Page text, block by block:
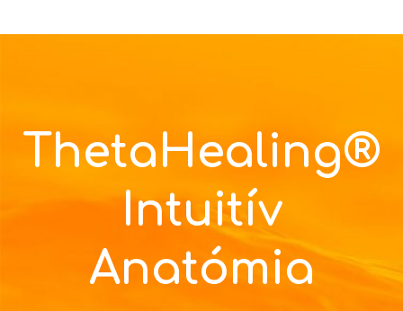
ThetaHealing®
Intuitív
Anatómia